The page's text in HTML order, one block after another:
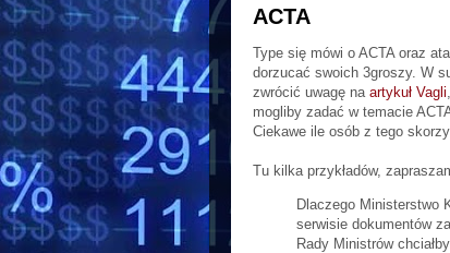
ACTA
Type się mówi o ACTA oraz
dorzucać swoich 3groszy. W
zwrócić uwagę na artykuł Vagli
mogliby zadać w temacie
Ciekawe ile osób z tego
Tu kilka przykładów,
Dlaczego Ministerstwo
serwisie dokumentów
Rady Ministrów